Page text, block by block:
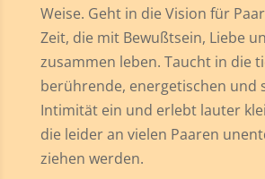
Weise. Geht in die Vision für
Zeit, die mit Bewußtsein, Liebe
zusammen leben. Taucht in die
berührende, energetischen und
Intimität ein und erlebt lauter
die leider an vielen Paaren
ziehen werden.